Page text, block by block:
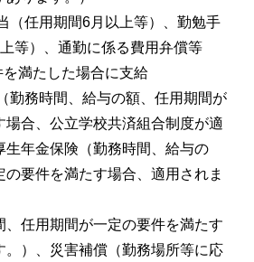
（任用期間6月以上等）、勤勉手
等）、通勤に係る費用弁償等
満たした場合に支給
勤務時間、給与の額、任用期間が
場合、公立学校共済組合制度が適
生年金保険（勤務時間、給与の
要件を満たす場合、適用されま
、任用期間が一定の要件を満たす
。）、災害補償（勤務場所等に応